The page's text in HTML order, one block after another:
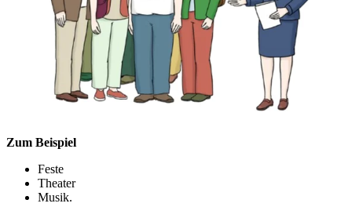
Zum Beispiel
Feste
Theater
Musik.